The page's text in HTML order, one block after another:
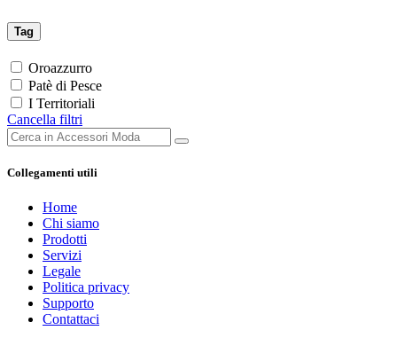
Tag
Oroazzurro
Patè di Pesce
I Territoriali
Cancella filtri
Collegamenti utili
Home
Chi siamo
Prodotti
Servizi
Legale
Politica privacy
Supporto
Contattaci